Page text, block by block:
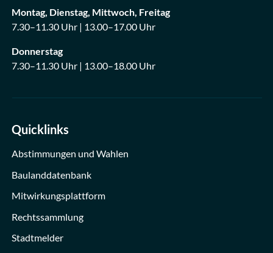
Montag, Dienstag, Mittwoch, Freitag
7.30–11.30 Uhr | 13.00–17.00 Uhr
Donnerstag
7.30–11.30 Uhr | 13.00–18.00 Uhr
Quicklinks
Abstimmungen und Wahlen
Baulanddatenbank
Mitwirkungsplattform
Rechtssammlung
Stadtmelder